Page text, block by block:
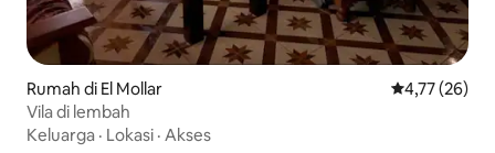
Rumah di El Mollar Nilai rata-rata
4,77 (26)
Vila di lembah
Keluarga · Lokasi · Akses